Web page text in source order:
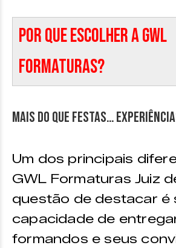
Por que escolher a GWL
Formaturas?
Mais do que festas…
Um dos principais
GWL Formaturas Juiz
questão de destacar é
capacidade de
formandos e seus